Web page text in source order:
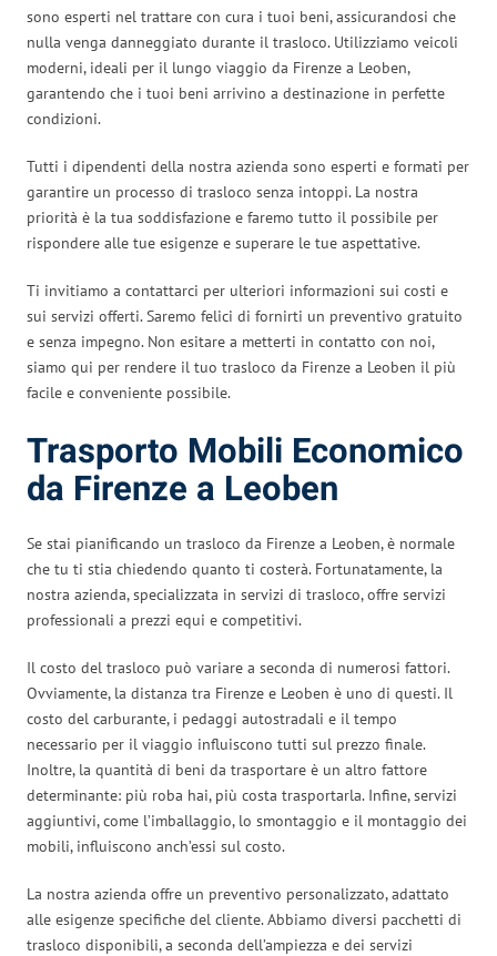
sono esperti nel trattare con cura i tuoi beni, assicurandosi che
nulla venga danneggiato durante il trasloco. Utilizziamo veicoli
moderni, ideali per il lungo viaggio da Firenze a Leoben,
garantendo che i tuoi beni arrivino a destinazione in perfette
condizioni.
Tutti i dipendenti della nostra azienda sono esperti e formati per
garantire un processo di trasloco senza intoppi. La nostra
priorità è la tua soddisfazione e faremo tutto il possibile per
rispondere alle tue esigenze e superare le tue aspettative.
Ti invitiamo a contattarci per ulteriori informazioni sui costi e
sui servizi offerti. Saremo felici di fornirti un preventivo gratuito
e senza impegno. Non esitare a metterti in contatto con noi,
siamo qui per rendere il tuo trasloco da Firenze a Leoben il più
facile e conveniente possibile.
Trasporto Mobili Economico
da Firenze a Leoben
Se stai pianificando un trasloco da Firenze a Leoben, è normale
che tu ti stia chiedendo quanto ti costerà. Fortunatamente, la
nostra azienda, specializzata in servizi di trasloco, offre servizi
professionali a prezzi equi e competitivi.
Il costo del trasloco può variare a seconda di numerosi fattori.
Ovviamente, la distanza tra Firenze e Leoben è uno di questi. Il
costo del carburante, i pedaggi autostradali e il tempo
necessario per il viaggio influiscono tutti sul prezzo finale.
Inoltre, la quantità di beni da trasportare è un altro fattore
determinante: più roba hai, più costa trasportarla. Infine, servizi
aggiuntivi, come l’imballaggio, lo smontaggio e il montaggio dei
mobili, influiscono anch’essi sul costo.
La nostra azienda offre un preventivo personalizzato, adattato
alle esigenze specifiche del cliente. Abbiamo diversi pacchetti di
trasloco disponibili, a seconda dell’ampiezza e dei servizi